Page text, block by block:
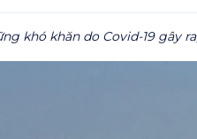
khó khăn do Covid-19 gây